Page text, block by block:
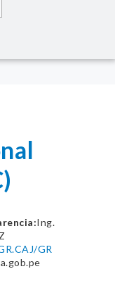
Ing.
GR